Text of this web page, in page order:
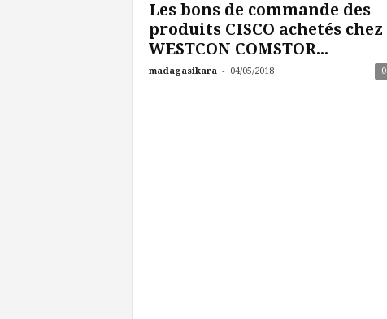
Les bons de commande des
produits CISCO achetés chez
WESTCON COMSTOR...
madagasikara - 04/05/2018 0